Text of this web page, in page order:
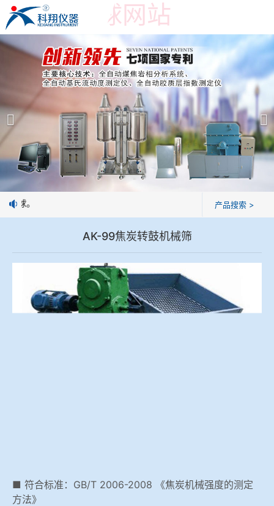
世界杯押球网站
世界杯押球网站
产品展示 ＞
焦炭高温性能检测系统
焦化行业检测及优化配煤设备
球团矿/烧结矿/块矿高温冶金性能检测系统
烧结/球团优化配矿研究设备
高炉配吹煤检测设备
冶金渣、保护渣等高温物性检测设备
公司简介
世界杯押球网站
企业业绩
技术交流
标准下载
企业荣誉
焦球。 产品搜索 >
AK-99焦炭转鼓机械筛
■ 符合标准：GB/T 2006-2008 《焦炭机械强度的测定
方法》